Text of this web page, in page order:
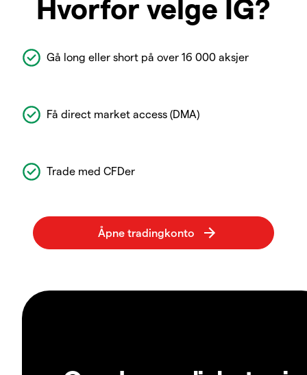
Hvorfor velge IG?
Gå long eller short på over 16 000 aksjer
Få direct market access (DMA)
Trade med CFDer